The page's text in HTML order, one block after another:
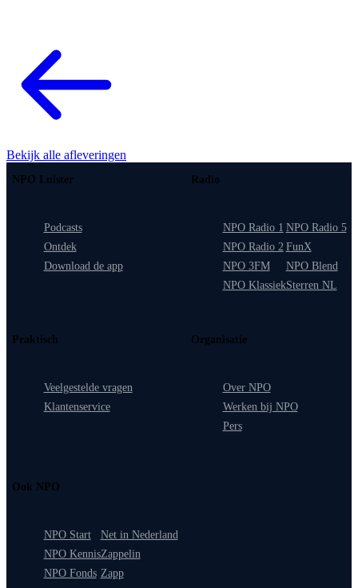
Bekijk alle afleveringen
NPO Luister
Podcasts
Ontdek
Download de app
Radio
NPO Radio 1
NPO Radio 2
NPO 3FM
NPO Klassiek
NPO Radio 5
FunX
NPO Blend
Sterren NL
Praktisch
Veelgestelde vragen
Klantenservice
Organisatie
Over NPO
Werken bij NPO
Pers
Ook NPO
NPO Start
NPO Kennis
NPO Fonds
Net in Nederland
Zappelin
Zapp